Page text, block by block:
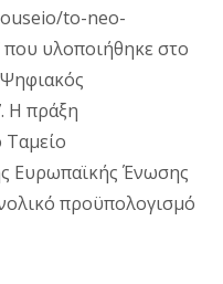
to-neo-
υλοποιήθηκε στο
Η πράξη
Ευρωπαϊκής Ένωσης
προϋπολογισμό